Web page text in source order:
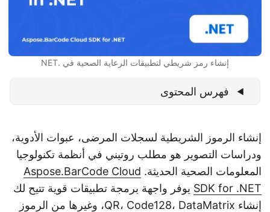
إنشاء رمز شريطي لتطبيقات الرعاية الصحية في .NET
فهرس المحتوى
إنشاء الرموز الشريطية لسجلات المرضى، عبوات الأدوية،
ودراسات التصوير هو مطلب روتيني في أنظمة تكنولوجيا
المعلومات الصحية الحديثة.Aspose.BarCode Cloud
SDK for .NETيوفر واجهة برمجة تطبيقات قوية تتيح لك
إنشاء QR، Code128، DataMatrix، وغيرها من الرموز